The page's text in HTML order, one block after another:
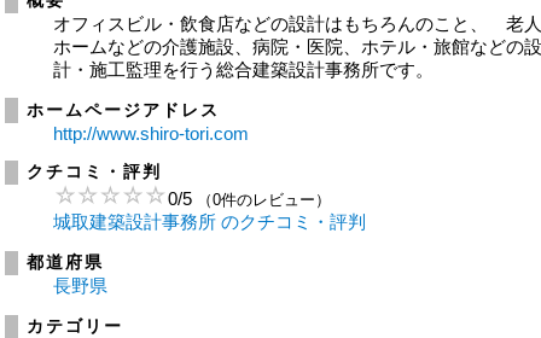
オフィスビル・飲食店などの設計はもちろんのこと、 老
ホームなどの介護施設、病院・医院、ホテル・旅館などの
計・施工監理を行う総合建築設計事務所です。
ホームページアドレス
http://www.shiro-tori.com
クチコミ・評判
0/5 （0件のレビュー）
城取建築設計事務所 のクチコミ・評判
都道府県
長野県
カテゴリー